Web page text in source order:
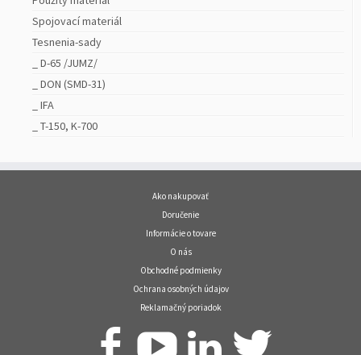
Spojovací materiál
Tesnenia-sady
_ D-65 /JUMZ/
_ DON (SMD-31)
_ IFA
_ T-150, K-700
Ako nakupovať
Doručenie
Informácie o tovare
O nás
Obchodné podmienky
Ochrana osobných údajov
Reklamačný poriadok